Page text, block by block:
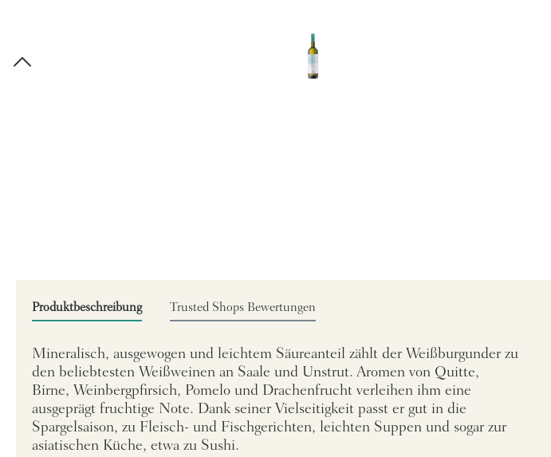
Produktbeschreibung Trusted Shops Bewertungen
Mineralisch, ausgewogen und leichtem Säureanteil zählt der Weißburgunder zu
den beliebtesten Weißweinen an Saale und Unstrut. Aromen von Quitte,
Birne, Weinbergpfirsich, Pomelo und Drachenfrucht verleihen ihm eine
ausgeprägt fruchtige Note. Dank seiner Vielseitigkeit passt er gut in die
Spargelsaison, zu Fleisch- und Fischgerichten, leichten Suppen und sogar zur
asiatischen Küche, etwa zu Sushi.